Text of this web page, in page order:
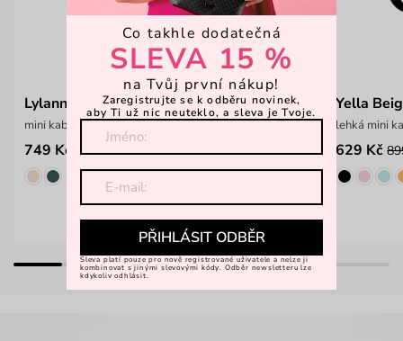
Lylann Flowers Beige
mini kabelka s květinovou výšivkou
749 Kč 999 Kč
Yella
lehká mini
629 Kč
Co takhle dodatečná
SLEVA 15 %
na Tvůj první nákup!
Zaregistrujte se k odběru novinek,
aby Ti už nic neuteklo, a sleva je Tvoje.
PŘIHLÁSIT ODBĚR
Sleva platí pouze pro nově registrované uživatele a nelze ji
kombinovat s jinými slevovými kódy. Odběr newsletteru lze
kdykoliv odhlásit.